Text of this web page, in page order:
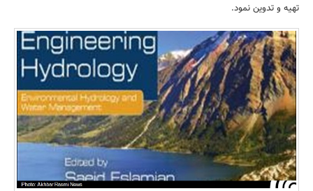
مسکن و ساختمان
تهیه و تدوین نمود.